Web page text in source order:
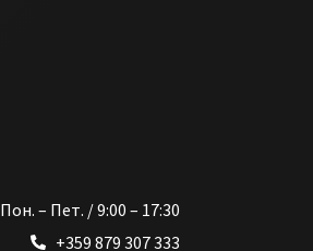
Пон. – Пет. / 9:00 – 17:30
+359 879 307 333